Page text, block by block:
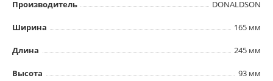
Производитель DONALDSON
Ширина 165 мм
Длина 245 мм
Высота 93 мм